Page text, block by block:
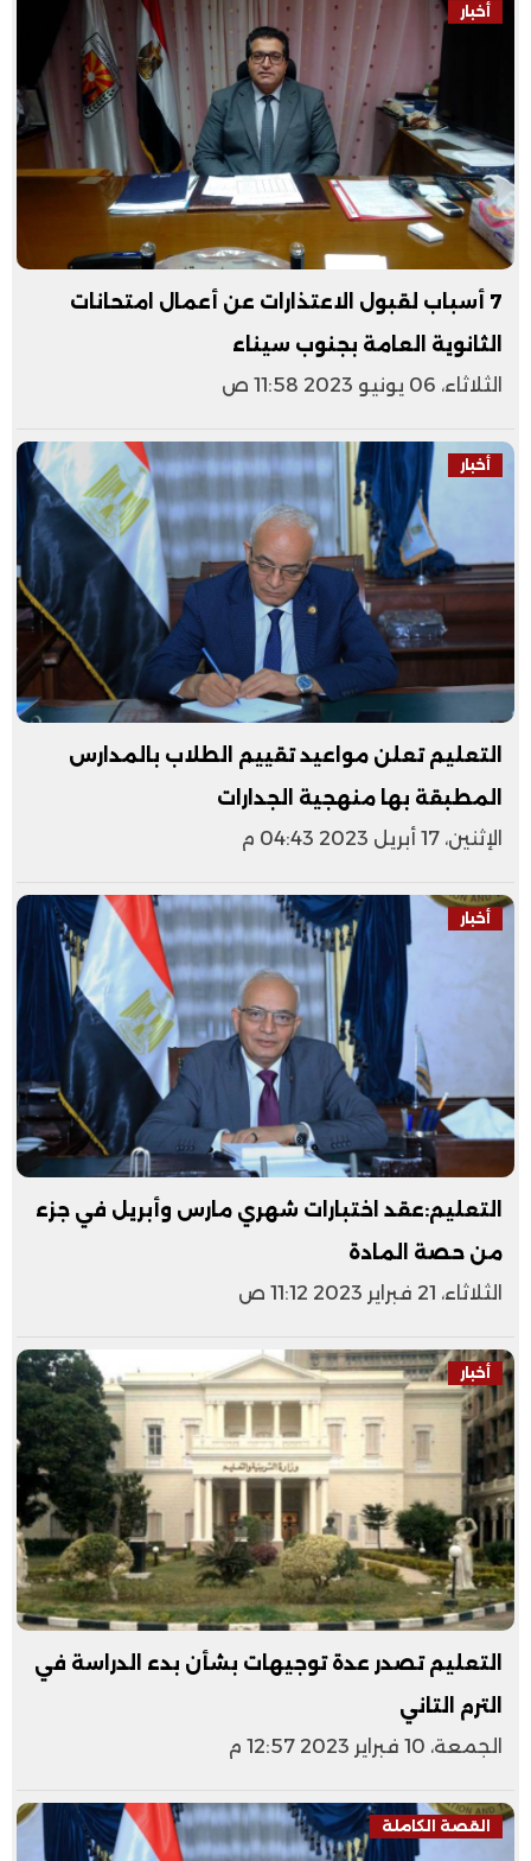
أخبار
7 أسباب لقبول الاعتذارات عن أعمال امتحانات
الثانوية العامة بجنوب سيناء
الثلاثاء، 06 يونيو 2023 11:58 ص
أخبار
التعليم تعلن مواعيد تقييم الطلاب بالمدارس
المطبقة بها منهجية الجدارات
الإثنين، 17 أبريل 2023 04:43 م
أخبار
التعليم:عقد اختبارات شهري مارس وأبريل في جزء
من حصة المادة
الثلاثاء، 21 فبراير 2023 11:12 ص
أخبار
التعليم تصدر عدة توجيهات بشأن بدء الدراسة في
الترم التاني
الجمعة، 10 فبراير 2023 12:57 م
القصة الكاملة